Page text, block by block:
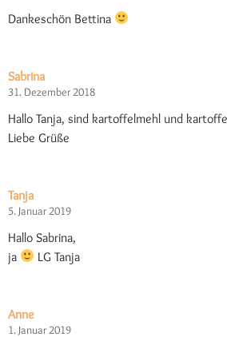
Dankeschön Bettina
Sabrina
31. Dezember 2018
Hallo Tanja, sind kartoffelmehl und
Liebe Grüße
Tanja
5. Januar 2019
Hallo Sabrina,
ja
LG Tanja
Anne
1. Januar 2019